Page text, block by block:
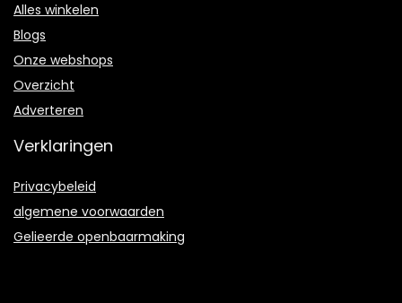
Alles winkelen
Blogs
Onze webshops
Overzicht
Adverteren
Verklaringen
Privacybeleid
algemene voorwaarden
Gelieerde openbaarmaking